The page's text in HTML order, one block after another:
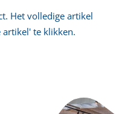
Het volledige artikel
artikel' te klikken.